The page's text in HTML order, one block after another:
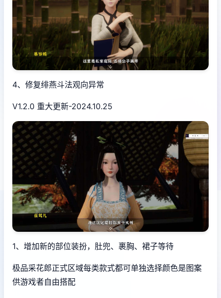
4、修复绯燕斗法观向异常
V1.2.0 重大更新-2024.10.25
1、增加新的部位装扮，肚兜、裹胸、裙子等待
极品采花郎正式区域每类款式都可单独选择颜色是图案
供游戏者自由搭配